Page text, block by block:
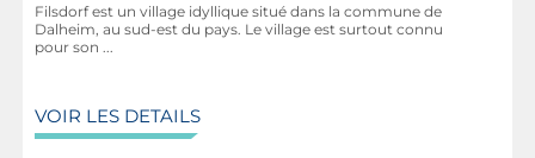
Filsdorf est un village idyllique situé dans la commune de
Dalheim, au sud-est du pays. Le village est surtout connu
pour son ...
VOIR LES DETAILS